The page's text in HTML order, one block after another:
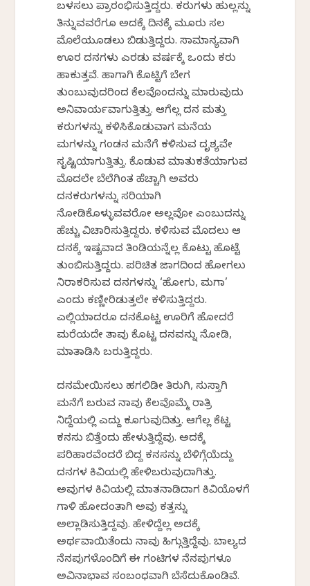
ಬಳಸಲು ಪ್ರಾರಂಭಿಸುತ್ತಿದ್ದರು. ಕರುಗಳು ಹುಲ್ಲನ್ನು
ತಿನ್ನುವವರೆಗೂ ಅದಕ್ಕೆ ದಿನಕ್ಕೆ ಮೂರು ಸಲ
ಮೊಲೆಯೂಡಲು ಬಿಡುತ್ತಿದ್ದರು. ಸಾಮಾನ್ಯವಾಗಿ
ಊರ ದನಗಳು ಎರಡು ವರ್ಷಕ್ಕೆ ಒಂದು ಕರು
ಹಾಕುತ್ತವೆ. ಹಾಗಾಗಿ ಕೊಟ್ಟಿಗೆ ಬೇಗ
ತುಂಬುವುದರಿಂದ ಕೆಲವೊಂದನ್ನು ಮಾರುವುದು
ಅನಿವಾರ್ಯವಾಗುತ್ತಿತ್ತು. ಆಗೆಲ್ಲ ದನ ಮತ್ತು
ಕರುಗಳನ್ನು ಕಳಿಸಿಕೊಡುವಾಗ ಮನೆಯ
ಮಗಳನ್ನು ಗಂಡನ ಮನೆಗೆ ಕಳಿಸುವ ದೃಶ್ಯವೇ
ಸೃಷ್ಟಿಯಾಗುತ್ತಿತ್ತು. ಕೊಡುವ ಮಾತುಕತೆಯಾಗುವ
ಮೊದಲೇ ಬೆಲೆಗಿಂತ ಹೆಚ್ಚಾಗಿ ಅವರು
ದನಕರುಗಳನ್ನು ಸರಿಯಾಗಿ
ನೋಡಿಕೊಳ್ಳುವವರೋ ಅಲ್ಲವೋ ಎಂಬುದನ್ನು
ಹೆಚ್ಚು ವಿಚಾರಿಸುತ್ತಿದ್ದರು. ಕಳಿಸುವ ಮೊದಲು ಆ
ದನಕ್ಕೆ ಇಷ್ಟವಾದ ತಿಂಡಿಯನ್ನೆಲ್ಲ ಕೊಟ್ಟು ಹೊಟ್ಟೆ
ತುಂಬಿಸುತ್ತಿದ್ದರು. ಪರಿಚಿತ ಜಾಗದಿಂದ ಹೋಗಲು
ನಿರಾಕರಿಸುವ ದನಗಳನ್ನು ‘ಹೋಗು, ಮಗಾ’
ಎಂದು ಕಣ್ಣೀರಿಡುತ್ತಲೇ ಕಳಿಸುತ್ತಿದ್ದರು.
ಎಲ್ಲಿಯಾದರೂ ದನಕೊಟ್ಟ ಊರಿಗೆ ಹೋದರೆ
ಮರೆಯದೇ ತಾವು ಕೊಟ್ಟ ದನವನ್ನು ನೋಡಿ,
ಮಾತಾಡಿಸಿ ಬರುತ್ತಿದ್ದರು.
ದನಮೇಯಿಸಲು ಹಗಲಿಡೀ ತಿರುಗಿ, ಸುಸ್ತಾಗಿ
ಮನೆಗೆ ಬರುವ ನಾವು ಕೆಲವೊಮ್ಮೆ ರಾತ್ರಿ
ನಿದ್ದೆಯಲ್ಲಿ ಎದ್ದು ಕೂಗುವುದಿತ್ತು. ಆಗೆಲ್ಲ ಕೆಟ್ಟ
ಕನಸು ಬಿತ್ತೆಂದು ಹೇಳುತ್ತಿದ್ದೆವು. ಅದಕ್ಕೆ
ಪರಿಹಾರವೆಂದರೆ ಬಿದ್ದ ಕನಸನ್ನು ಬೆಳಿಗ್ಗೆಯೆದ್ದು
ದನಗಳ ಕಿವಿಯಲ್ಲಿ ಹೇಳಿಬರುವುದಾಗಿತ್ತು.
ಅವುಗಳ ಕಿವಿಯಲ್ಲಿ ಮಾತನಾಡಿದಾಗ ಕಿವಿಯೊಳಗೆ
ಗಾಳಿ ಹೋದಂತಾಗಿ ಅವು ಕತ್ತನ್ನು
ಅಲ್ಲಾಡಿಸುತ್ತಿದ್ದವು. ಹೇಳಿದ್ದೆಲ್ಲ ಅದಕ್ಕೆ
ಅರ್ಥವಾಯಿತೆಂದು ನಾವು ಹಿಗ್ಗುತ್ತಿದ್ದೆವು. ಬಾಲ್ಯದ
ನೆನಪುಗಳೊಂದಿಗೆ ಈ ಗಂಟಿಗಳ ನೆನಪುಗಳೂ
ಅವಿನಾಭಾವ ಸಂಬಂಧವಾಗಿ ಬೆಸೆದುಕೊಂಡಿವೆ.